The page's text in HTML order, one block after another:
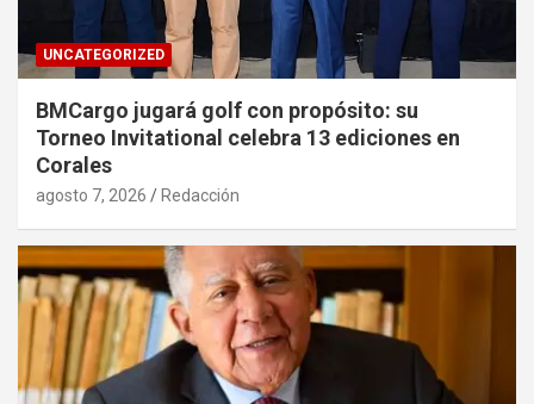
UNCATEGORIZED
BMCargo jugará golf con propósito: su
Torneo Invitational celebra 13 ediciones en
Corales
agosto 7, 2026 Redacción